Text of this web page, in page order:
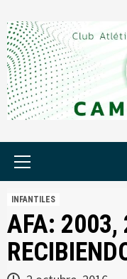
al
contenido
INFANTILES
AFA: 2003,